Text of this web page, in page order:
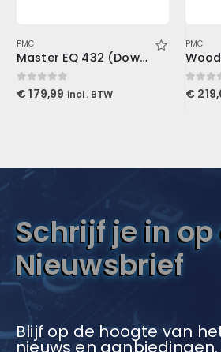
PMC
Master EQ 432 (Download)
0out of 5
€ 179,99 incl. BTW
PMC
0out
€
Schrijf je in op
Nieuwsbrief
Blijf op de hoogte van
nieuws en aanbiedingen.